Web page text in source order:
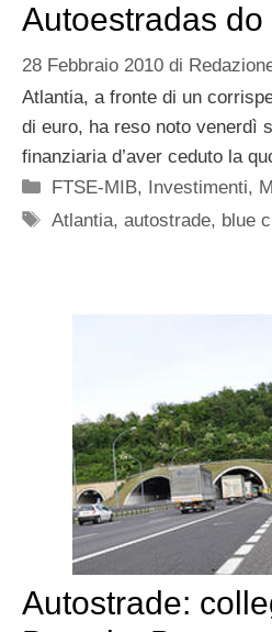
Autoestradas do
28 Febbraio 2010 di
Atlantia, a fronte di un
di euro, ha reso noto venerdì
finanziaria d’aver ceduto la
Categorie
FTSE-MIB, Investimenti,
Tag
Atlantia,autostrade, blue
Autostrade: